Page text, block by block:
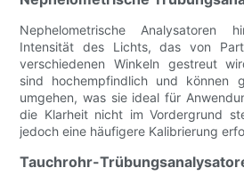
Nephelometrische Analysatoren
Intensität des Lichts, das von
verschiedenen Winkeln gestreut
sind hochempfindlich und können
umgehen, was sie ideal für
die Klarheit nicht im Vordergrund
jedoch eine häufigere Kalibrierung
Tauchrohr-